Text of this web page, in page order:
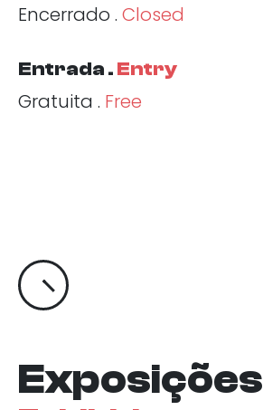
Encerrado . Closed
Entrada . Entry
Gratuita . Free
Exposições